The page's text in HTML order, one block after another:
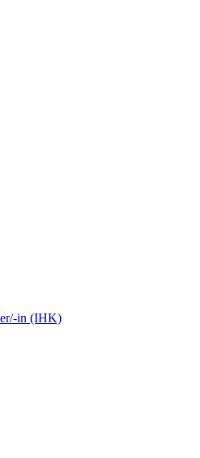
in (IHK)